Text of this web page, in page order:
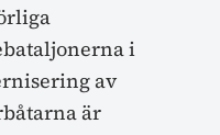
i
av
är